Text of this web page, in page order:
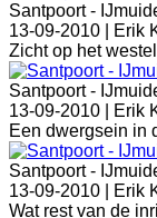
Santpoort -
13-09-2010 |
Erik
Zicht op het
Santpoort -
13-09-2010 |
Erik
Een dwergsein in
Santpoort -
13-09-2010 |
Erik
Wat rest van de